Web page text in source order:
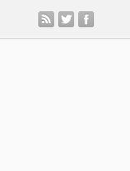
rss twitter